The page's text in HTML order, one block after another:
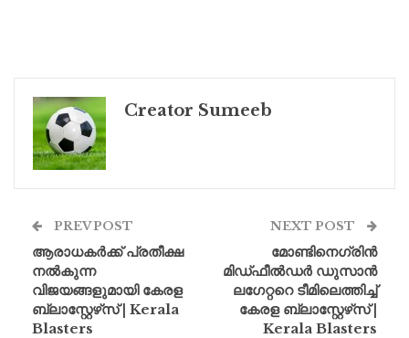
Creator Sumeeb
PREV POST
ആരാധകർക്ക് പ്രതീക്ഷ
നൽകുന്ന
വിജയങ്ങളുമായി കേരള
ബ്ലാസ്റ്റേഴ്‌സ് | Kerala
Blasters
NEXT POST
മോണ്ടിനെഗ്രിൻ
മിഡ്ഫീൽഡർ ഡുസാൻ
ലഗേറ്ററെ ടീമിലെത്തിച്ച്
കേരള ബ്ലാസ്റ്റേഴ്‌സ് |
Kerala Blasters